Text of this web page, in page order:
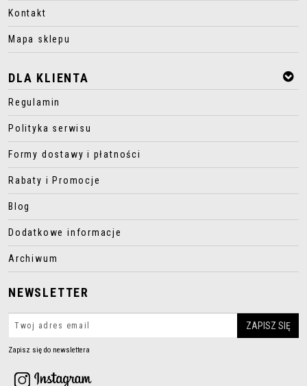
Kontakt
Mapa sklepu
DLA KLIENTA
Regulamin
Polityka serwisu
Formy dostawy i płatności
Rabaty i Promocje
Blog
Dodatkowe informacje
Archiwum
NEWSLETTER
Zapisz się do newslettera